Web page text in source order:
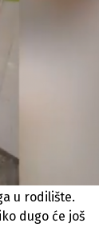
u rodilište.
dugo će još